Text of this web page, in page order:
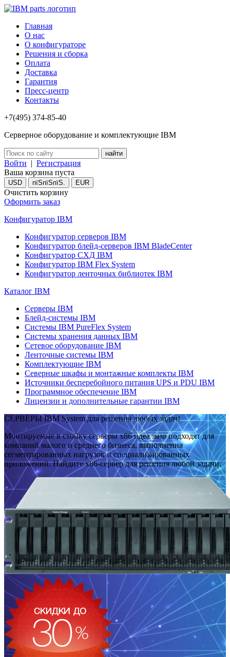
Главная
О нас
О конфигураторе
Решения и сборка
Оплата
Доставка
Гарантия
Пресс-центр
Контакты
+7(495) 374-85-40
Серверное оборудование и комплектующие IBM
Войти | Регистрация
Ваша корзина пуста
USD пїЅпїЅпїЅ. EUR
Очистить корзину
Оформить заказ
Конфигуратор IBM
Конфигуратор серверов IBM
Конфигуратор блейд-серверов IBM BladeCenter
Конфигуратор СХД IBM
Конфигуратор IBM Flex System
Конфигуратор ленточных библиотек IBM
Каталог IBM
Серверы IBM
Блейд-системы IBM
Системы IBM PureFlex System
Системы хранения данных IBM
Сетевое оборудование IBM
Ленточные системы IBM
Комплектующие IBM
Северные шкафы и монтажные комплекты IBM
Источники бесперебойного питания UPS и PDU IBM
Программное обеспечение IBM
Лицензии и дополнительные гарантии IBM
СЕРВЕРЫ IBM System для решения любых задач!
Монтируемые в стойку серверы x86 идеально подходят для
компаний малого и среднего бизнеса, выполнения
сегментированных нагрузок и специализированных
приложений. Найдите x86-сервер для решения любой задачи.